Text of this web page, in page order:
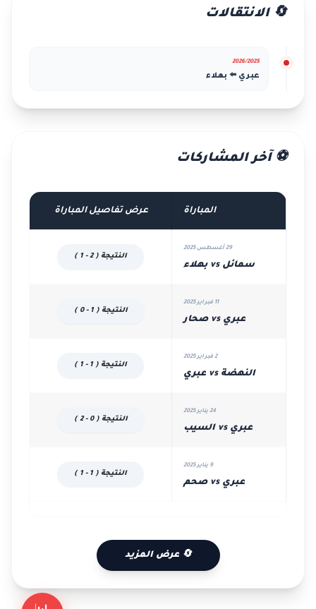
🔄 الانتقالات
2026/2025
عبري ⬅️ بهلاء
⚽ آخر المشاركات
المباراة عرض تفاصيل المباراة
29 أغسطس 2025
سمائل vs بهلاء
النتيجة ( 2 - 1 )
11 فبراير 2025
عبري vs صحار
النتيجة ( 1 - 0 )
2 فبراير 2025
النهضة vs عبري
النتيجة ( 1 - 1 )
24 يناير 2025
عبري vs السيب
النتيجة ( 0 - 2 )
9 يناير 2025
عبري vs صحم
النتيجة ( 1 - 1 )
🔄 عرض المزيد